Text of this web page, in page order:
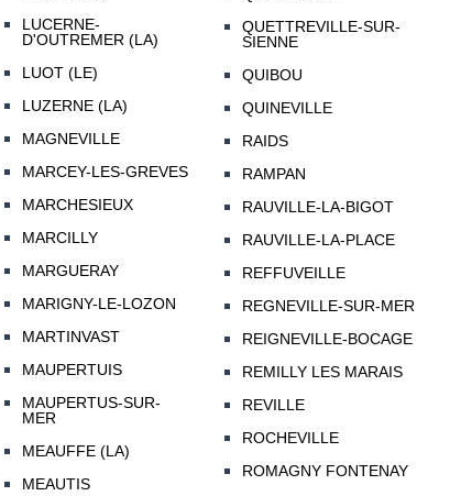
LUCERNE-
D'OUTREMER (LA)
LUOT (LE)
LUZERNE (LA)
MAGNEVILLE
MARCEY-LES-GREVES
MARCHESIEUX
MARCILLY
MARGUERAY
MARIGNY-LE-LOZON
MARTINVAST
MAUPERTUIS
MAUPERTUS-SUR-
MER
MEAUFFE (LA)
MEAUTIS
QUETTREVILLE-SUR-
SIENNE
QUIBOU
QUINEVILLE
RAIDS
RAMPAN
RAUVILLE-LA-BIGOT
RAUVILLE-LA-PLACE
REFFUVEILLE
REGNEVILLE-SUR-MER
REIGNEVILLE-BOCAGE
REMILLY LES MARAIS
REVILLE
ROCHEVILLE
ROMAGNY FONTENAY